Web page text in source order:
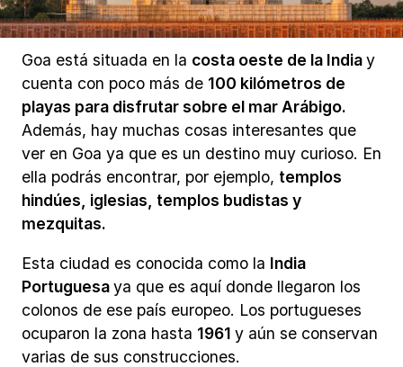
Goa está situada en la costa oeste de la Indiay
cuenta con poco más de 100 kilómetros de
playas para disfrutar sobre el mar Arábigo.
Además, hay muchas cosas interesantes que
ver en Goa ya que es un destino muy curioso. En
ella podrás encontrar, por ejemplo, templos
hindúes, iglesias, templos budistas y
mezquitas.
Esta ciudad es conocida como la India
Portuguesaya que es aquí donde llegaron los
colonos de ese país europeo. Los portugueses
ocuparon la zona hasta 1961 y aún se conservan
varias de sus construcciones.